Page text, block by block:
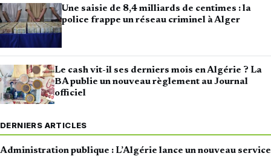
Une saisie de 8,4 milliards de centimes : la
police frappe un réseau criminel à Alger
Le cash vit-il ses derniers mois en Algérie ? La
BA publie un nouveau règlement au Journal
officiel
DERNIERS ARTICLES
Administration publique : L’Algérie lance un nouveau service